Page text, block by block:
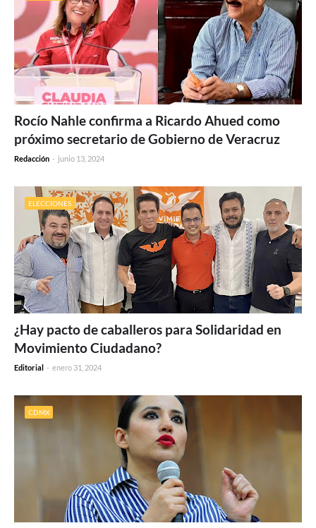
Rocío Nahle confirma a Ricardo Ahued como
próximo secretario de Gobierno de Veracruz
Redacción - junio 13, 2024
ELECCIONES
¿Hay pacto de caballeros para Solidaridad en
Movimiento Ciudadano?
Editorial - enero 31, 2024
CDMX